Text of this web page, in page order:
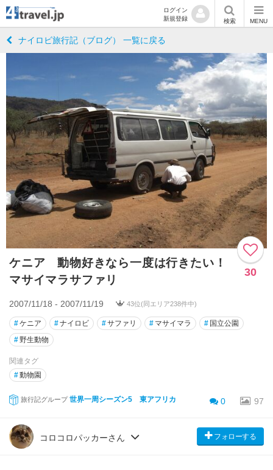
ログイン
新規登録
検索 MENU
ナイロビ旅行記（ブログ） 一覧に戻る
ケニア 動物好きなら一度は行きたい！
マサイマラサファリ
30
2007/11/18 - 2007/11/19 43位(同エリア238件中)
#ケニア #ナイロビ #サファリ # マサイマラ # 国立公園
#野生動物
関連タグ
#動物園
旅行記グループ 世界一周シーズン5 東アフリカ 0 97
コロコロパッカーさん フォローする